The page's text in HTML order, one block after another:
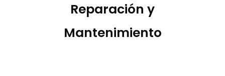
Reparación y
Mantenimiento